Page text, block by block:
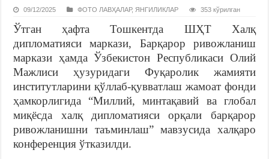
09/12/2025 ФОТО ЛАВҲАЛАР, ЯНГИЛИКЛАР 353 кўрилган
Ўтган ҳафта Тошкентда ШҲТ Халқ
дипломатияси маркази, Барқарор ривожланиш
маркази ҳамда Ўзбекистон Республикаси Олий
Мажлиси ҳузуридаги Фуқаролик жамияти
институтларини қўллаб-қувватлаш жамоат фонди
ҳамкорлигида “Миллий, минтақавий ва глобал
миқёсда халқ дипломатияси орқали барқарор
ривожланишни таъминлаш” мавзусида халқаро
конференция ўтказилди.